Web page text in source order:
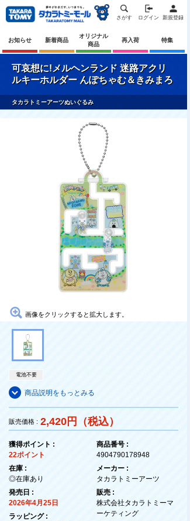
さがす ログイン 新規登録
お知らせ 新着商品
オリジナル
商品
再入荷 特集
可哀想に!メルヘンランド 迷路アクリ
ルキーホルダー んぽちゃむ＆きみまろ
タカラトミーアーツぬいぐるみ
画像をクリックすると拡大します。
電池不要
商品説明をもっとみる
販売価格 : 2,420円（税込）
獲得ポイント :
22ポイント
在庫 :
◎在庫あり
発売日 :
2026年4月25日
ラッピング :
商品番号 :
4904790178948
メーカー :
タカラトミーアーツ
販売 :
株式会社タカラトミーマ
ーケティング